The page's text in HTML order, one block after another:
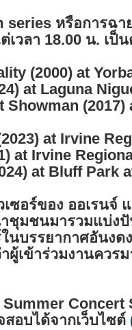
series หรือการฉ
วลา 18.00 น. เป็
(2000) at
at Laguna
Showman (2017)
at Irvine
at Irvine
at Bluff Park
ซอร์ของ ออเรนจ์
ชุมชนมารวมแบ่ง
บรรยากาศอันงด
ผู้เข้าร่วมงานควร
Concert
อบได้จากเว็บไซต์